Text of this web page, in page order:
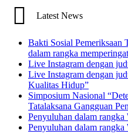
Latest News
Bakti Sosial
dalam rangka
Live Instagram dengan
Live Instagram dengan
Kualitas Hidup”
Simposium Nasional
Tatalaksana Gangguan
Penyuluhan dalam
Penyuluhan dalam